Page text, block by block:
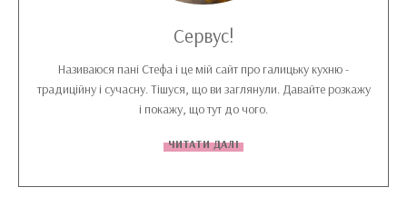
Сервус!
Називаюся пані Стефа і це мій сайт про галицьку кухню -
традиційну і сучасну. Тішуся, що ви заглянули. Давайте розкажу
і покажу, що тут до чого.
ЧИТАТИ ДАЛІ